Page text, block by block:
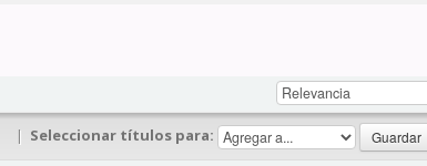
| Seleccionar títulos para: